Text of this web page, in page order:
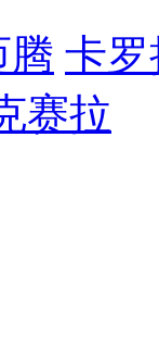
腾 卡罗
赛拉